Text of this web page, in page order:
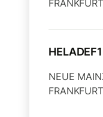
NEUE